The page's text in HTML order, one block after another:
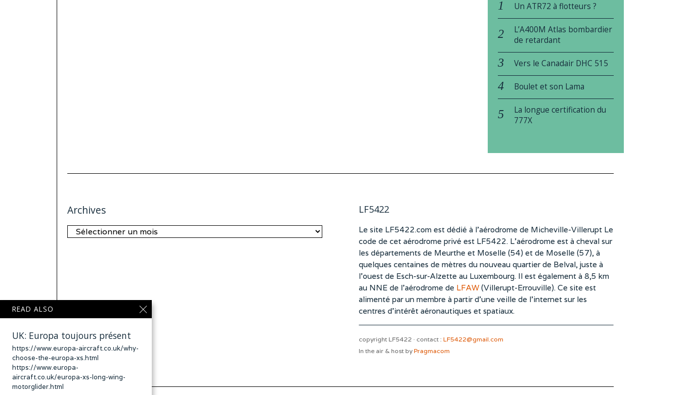
Un ATR72 à flotteurs ?
L’A400M Atlas bombardier
de retardant
Vers le Canadair DHC 515
Boulet et son Lama
La longue certification du
777X
Archives
Archives
LF5422
Le site LF5422.com est dédié à l’aérodrome de Micheville-Villerupt Le
code de cet aérodrome privé est LF5422. L’aérodrome est à cheval sur
les départements de Meurthe et Moselle (54) et de Moselle (57), à
quelques centaines de mètres du nouveau quartier de Belval, juste à
l’ouest de Esch-sur-Alzette au Luxembourg. Il est également à 8,5 km
au NNE de l’aérodrome de LFAW(Villerupt-Errouville). Ce site est
alimenté par un membre à partir d’une veille de l’internet sur les
centres d’intérêt aéronautiques et spatiaux.
copyright LF5422 · contact : LF5422@gmail.com
In the air & host byPragmacom
READ ALSO
UK: Europa toujours présent
https://www.europa-aircraft.co.uk/why-
choose-the-europa-xs.html
https://www.europa-
aircraft.co.uk/europa-xs-long-wing-
motorglider.html